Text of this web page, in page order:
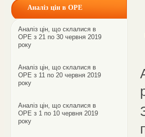
Аналіз цін в ОРЕ
Аналіз цін, що склалися в
ОРЕ з 21 по 30 червня 2019
року
Аналіз цін, що склалися в
ОРЕ з 11 по 20 червня 2019
року
Аналіз цін, що склалися в
ОРЕ з 1 по 10 червня 2019
року